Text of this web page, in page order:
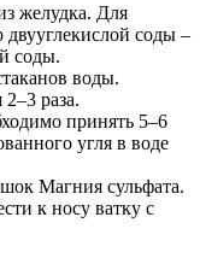
желудка. Для
двууглекислой соды –
соды.
воды.
раза.
принять 5–6
угля в воде
Магния сульфата.
к носу ватку с